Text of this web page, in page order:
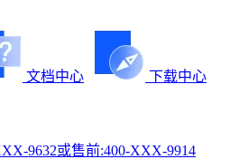
文档中心
下载中心
9632或售前:400-XXX-9914